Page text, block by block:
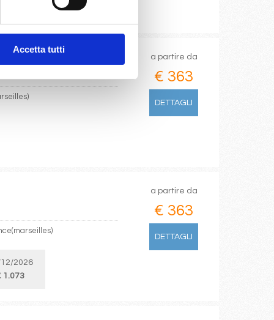
Accetta tutti
a partire da
€ 363
DETTAGLI
2026
1.073
a partire da
€ 363
DETTAGLI